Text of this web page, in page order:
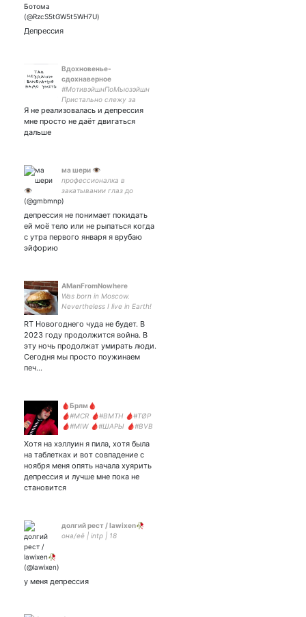
мужиком. Я всё сказала.
Депрессия
Вдохновенье-
сдохнаверное
#МотивэйшнПоМьюзэйшн
Пристально слежу за
своим продвижением в
музыке😒 Пытаюсь
Я не реализовалась и депрессия
мне просто не даёт двигаться
дальше
ма шери 👁
профессионалка в
закатывании глаз до
другой галактики
депрессия не понимает покидать
ей моё тело или не рыпаться когда
с утра первого января я врубаю
эйфорию
AManFromNowhere
Was born in Moscow.
Nevertheless I live in Earth!
RT Новогоднего чуда не будет. В
2023 году продолжится война. В
эту ночь продолжат умирать люди.
Сегодня мы просто поужинаем
печ…
🩸Брлм🩸
🩸#MCR 🩸#BMTH 🩸#TØP
🩸#MIW 🩸#ШАРЫ 🩸#BVB
Тревожная Света
Хотя на хэллуин я пила, хотя была
на таблетках и вот совпадение с
ноября меня опять начала хуярить
депрессия и лучше мне пока не
становится
долгий рест / lawixen🥀
она/её | intp | 18
у меня депрессия